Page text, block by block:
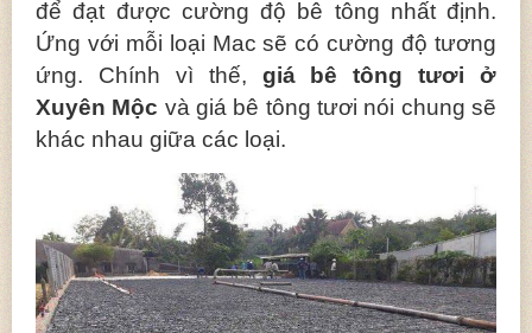
để đạt được cường độ bê tông nhất định.
Ứng với mỗi loại Mac sẽ có cường độ tương
ứng. Chính vì thế, giá bê tông tươi ở
Xuyên Mộc và giá bê tông tươi nói chung sẽ
khác nhau giữa các loại.